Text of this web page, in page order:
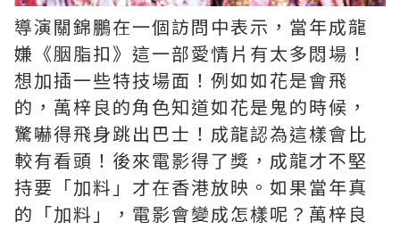
導演關錦鵬在一個訪問中表示，當年成龍
嫌《胭脂扣》這一部愛情片有太多悶場！
想加插一些特技場面！例如如花是會飛
的，萬梓良的角色知道如花是鬼的時候，
驚嚇得飛身跳出巴士！成龍認為這樣會比
較有看頭！後來電影得了獎，成龍才不堅
持要「加料」才在香港放映。如果當年真
的「加料」，電影會變成怎樣呢？萬梓良